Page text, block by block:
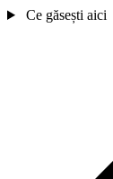
Ce găsești aici